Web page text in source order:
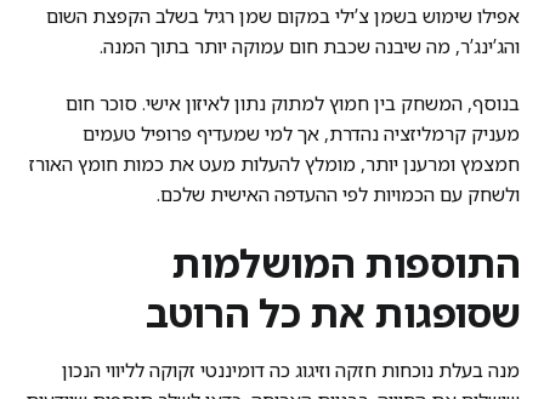
אפילו שימוש בשמן צ’ילי במקום שמן רגיל בשלב הקפצת השום
והג’ינג’ר, מה שיבנה שכבת חום עמוקה יותר בתוך המנה.
בנוסף, המשחק בין חמוץ למתוק נתון לאיזון אישי. סוכר חום
מעניק קרמליזציה נהדרת, אך למי שמעדיף פרופיל טעמים
חמצמץ ומרענן יותר, מומלץ להעלות מעט את כמות חומץ האורז
ולשחק עם הכמויות לפי ההעדפה האישית שלכם.
התוספות המושלמות
שסופגות את כל הרוטב
מנה בעלת נוכחות חזקה וזיגוג כה דומיננטי זקוקה לליווי הנכון